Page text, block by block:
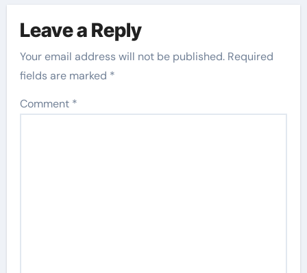
Leave a Reply
Your email address will not be published. Required
fields are marked *
Comment *